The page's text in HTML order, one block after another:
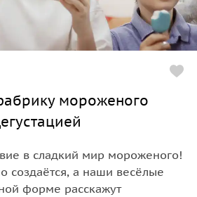
мороженого
в сладкий мир мороженого!
создаётся, а наши весёлые
форме расскажут